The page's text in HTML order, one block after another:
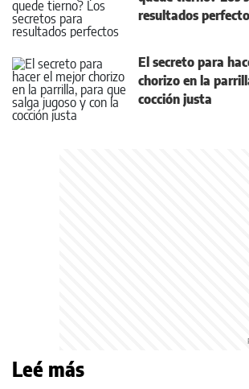
resultados
El secreto para
chorizo en la
cocción justa
Leé más